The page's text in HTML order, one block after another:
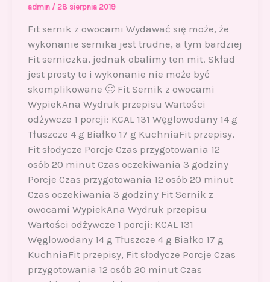
admin / 28 sierpnia 2019
Fit sernik z owocami Wydawać się może, że
wykonanie sernika jest trudne, a tym bardziej
Fit serniczka, jednak obalimy ten mit. Skład
jest prosty to i wykonanie nie może być
skomplikowane 🙂 Fit Sernik z owocami
WypiekAna Wydruk przepisu Wartości
odżywcze 1 porcji: KCAL 131 Węglowodany 14 g
Tłuszcze 4 g Białko 17 g KuchniaFit przepisy,
Fit słodycze Porcje Czas przygotowania 12
osób 20 minut Czas oczekiwania 3 godziny
Porcje Czas przygotowania 12 osób 20 minut
Czas oczekiwania 3 godziny Fit Sernik z
owocami WypiekAna Wydruk przepisu
Wartości odżywcze 1 porcji: KCAL 131
Węglowodany 14 g Tłuszcze 4 g Białko 17 g
KuchniaFit przepisy, Fit słodycze Porcje Czas
przygotowania 12 osób 20 minut Czas